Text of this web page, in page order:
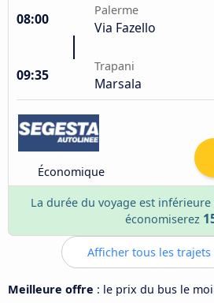
08:00
Palerme
Via Fazello
09:35
Trapani
Marsala
Économique
La durée du voyage est
économiserez
Afficher tous les
Meilleure offre : le prix du bus le